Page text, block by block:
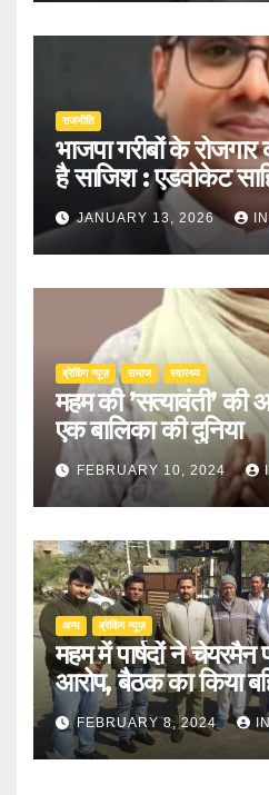
राजनीति
भाजपा गरीबों के
है साजिश : एडवोकेट
JANUARY 13, 2026
ब्रेकिंग न्यूज़ समाज स्वास्थ्य
महम की ’सत्यावंती’
एक बालिका की दुनिया
FEBRUARY 10, 2024
अन्य ब्रेकिंग न्यूज़
महम में पार्षदों ने
आरोप, बैठक का किया
FEBRUARY 8, 2024